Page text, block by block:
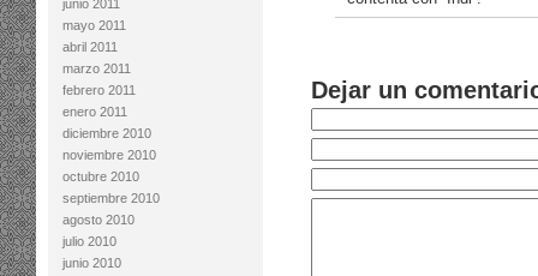
junio 2011
mayo 2011
abril 2011
marzo 2011
febrero 2011
enero 2011
diciembre 2010
noviembre 2010
octubre 2010
septiembre 2010
agosto 2010
julio 2010
junio 2010
Dejar un